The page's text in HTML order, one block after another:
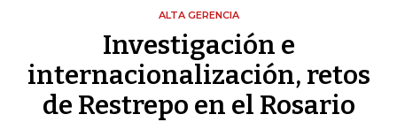
ALTA GERENCIA
Investigación e
internacionalización, retos
de Restrepo en el Rosario